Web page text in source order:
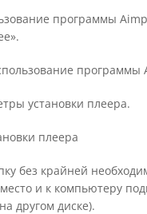
программы
установки плеера.
без крайней
и к компьютеру
другом диске).